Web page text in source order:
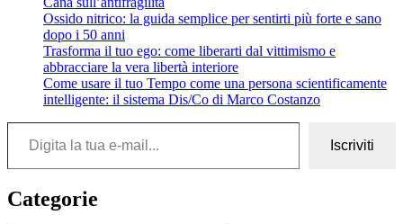
Ossido nitrico: la guida semplice per sentirti più forte e sano
dopo i 50 anni
Trasforma il tuo ego: come liberarti dal vittimismo e
abbracciare la vera libertà interiore
Come usare il tuo Tempo come una persona scientificamente
intelligente: il sistema Dis/Co di Marco Costanzo
Digita la tua e-mail...
Iscriviti
Categorie